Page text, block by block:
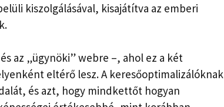
kiszolgálásával, kisajátítva az emberi
az „ügynöki” webre –, ahol ez a két
eltérő lesz. A keresőoptimalizálóknak
és azt, hogy mindkettőt hogyan